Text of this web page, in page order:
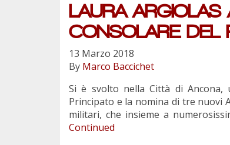
LAURA ARGIOLAS
CONSOLARE DEL
13 Marzo 2018
By Marco Baccichet
Si è svolto nella Città di Ancona,
Principato e la nomina di tre nuovi
militari, che insieme a
Continued